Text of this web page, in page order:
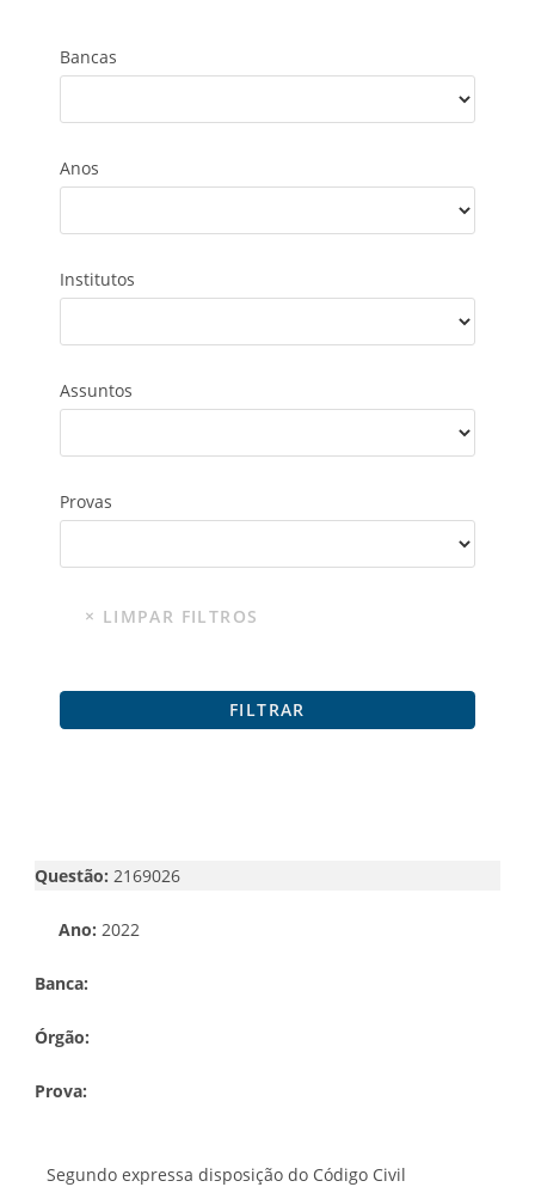
Bancas
Anos
Institutos
Assuntos
Provas
Questão: 2169026
Ano: 2022
Banca:
Órgão:
Prova:
Segundo expressa disposição do Código Civil